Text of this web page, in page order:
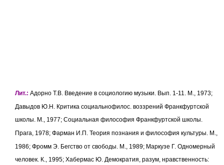
Лит.: Адорно Т.В. Введение в социологию музыки. Вып. 1-11. М., 1973;
Давыдов Ю.Н. Критика социальнофилос. воззрений Франкфуртской
школы. М., 1977; Социальная философия Франкфуртской школы.
Прага, 1978; Фарман И.П. Теория познания и философия культуры. М.,
1986; Фромм Э. Бегство от свободы. М., 1989; Маркузе Г. Одномерный
человек. К., 1995; Хабермас Ю. Демократия, разум, нравственность: